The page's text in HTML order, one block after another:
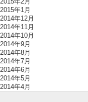
2015年1月
2014年12月
2014年11月
2014年10月
2014年9月
2014年8月
2014年7月
2014年6月
2014年5月
2014年4月